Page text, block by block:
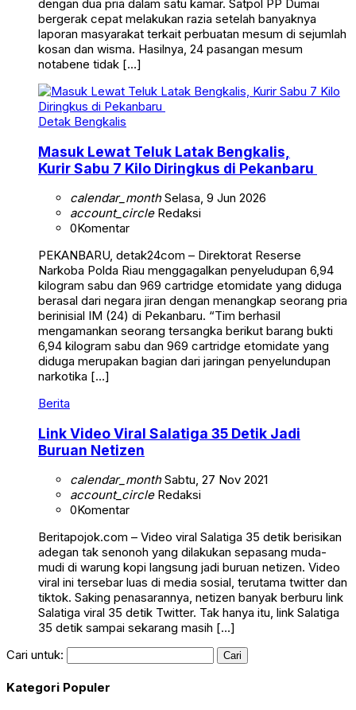
dengan dua pria dalam satu kamar. Satpol PP Dumai
bergerak cepat melakukan razia setelah banyaknya
laporan masyarakat terkait perbuatan mesum di sejumlah
kosan dan wisma. Hasilnya, 24 pasangan mesum
notabene tidak […]
Detak Bengkalis
Masuk Lewat Teluk Latak Bengkalis,
Kurir Sabu 7 Kilo Diringkus di Pekanbaru
calendar_monthSelasa, 9 Jun 2026
account_circleRedaksi
0Komentar
PEKANBARU, detak24com – Direktorat Reserse
Narkoba Polda Riau menggagalkan penyeludupan 6,94
kilogram sabu dan 969 cartridge etomidate yang diduga
berasal dari negara jiran dengan menangkap seorang pria
berinisial IM (24) di Pekanbaru. “Tim berhasil
mengamankan seorang tersangka berikut barang bukti
6,94 kilogram sabu dan 969 cartridge etomidate yang
diduga merupakan bagian dari jaringan penyelundupan
narkotika […]
Berita
Link Video Viral Salatiga 35 Detik Jadi
Buruan Netizen
calendar_monthSabtu, 27 Nov 2021
account_circleRedaksi
0Komentar
Beritapojok.com – Video viral Salatiga 35 detik berisikan
adegan tak senonoh yang dilakukan sepasang muda-
mudi di warung kopi langsung jadi buruan netizen. Video
viral ini tersebar luas di media sosial, terutama twitter dan
tiktok. Saking penasarannya, netizen banyak berburu link
Salatiga viral 35 detik Twitter. Tak hanya itu, link Salatiga
35 detik sampai sekarang masih […]
Cari untuk:
Kategori Populer